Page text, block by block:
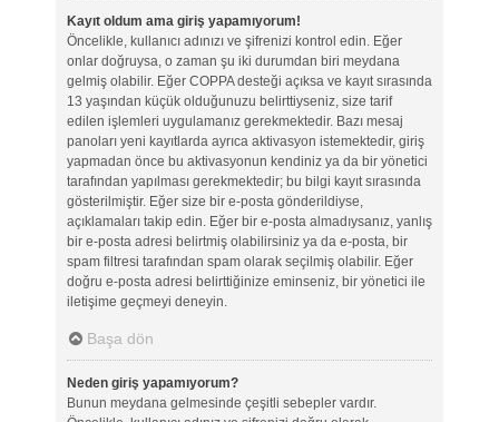
Kayıt oldum ama giriş yapamıyorum!
Öncelikle, kullanıcı adınızı ve şifrenizi kontrol edin. Eğer
onlar doğruysa, o zaman şu iki durumdan biri meydana
gelmiş olabilir. Eğer COPPA desteği açıksa ve kayıt sırasında
13 yaşından küçük olduğunuzu belirttiyseniz, size tarif
edilen işlemleri uygulamanız gerekmektedir. Bazı mesaj
panoları yeni kayıtlarda ayrıca aktivasyon istemektedir, giriş
yapmadan önce bu aktivasyonun kendiniz ya da bir yönetici
tarafından yapılması gerekmektedir; bu bilgi kayıt sırasında
gösterilmiştir. Eğer size bir e-posta gönderildiyse,
açıklamaları takip edin. Eğer bir e-posta almadıysanız, yanlış
bir e-posta adresi belirtmiş olabilirsiniz ya da e-posta, bir
spam filtresi tarafından spam olarak seçilmiş olabilir. Eğer
doğru e-posta adresi belirttiğinize eminseniz, bir yönetici ile
iletişime geçmeyi deneyin.
Başa dön
Neden giriş yapamıyorum?
Bunun meydana gelmesinde çeşitli sebepler vardır.